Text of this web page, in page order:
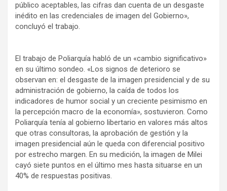
público aceptables, las cifras dan cuenta de un desgaste
inédito en las credenciales de imagen del Gobierno»,
concluyó el trabajo.
El trabajo de Poliarquía habló de un «cambio significativo»
en su último sondeo. «Los signos de deterioro se
observan en: el desgaste de la imagen presidencial y de su
administración de gobierno, la caída de todos los
indicadores de humor social y un creciente pesimismo en
la percepción macro de la economía», sostuvieron. Como
Poliarquía tenía al gobierno libertario en valores más altos
que otras consultoras, la aprobación de gestión y la
imagen presidencial aún le queda con diferencial positivo
por estrecho margen. En su medición, la imagen de Milei
cayó siete puntos en el último mes hasta situarse en un
40% de respuestas positivas.